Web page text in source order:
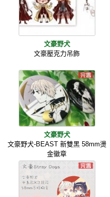
文豪野犬
文豪壓克力吊飾
文豪野犬
文豪野犬-BEAST 新雙黑 58mm燙
金徽章